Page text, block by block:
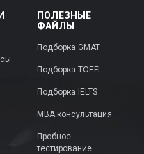
ПОЛЕЗНЫЕ
ФАЙЛЫ
Подборка GMAT
Подборка TOEFL
Подборка IELTS
MBA консультация
Пробное
тестирование